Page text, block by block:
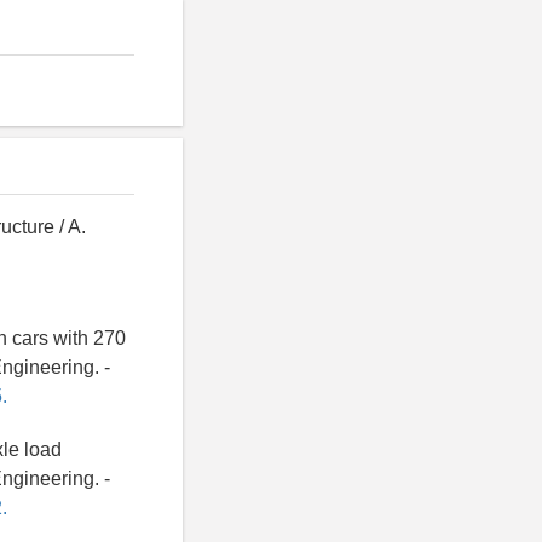
/ A.
cars with 270
-
load
-